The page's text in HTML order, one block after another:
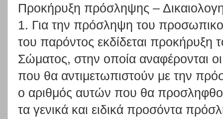
Προκήρυξη πρόσληψης –
1. Για την πρόσληψη του
του παρόντος εκδίδεται προκήρυξη
Σώματος, στην οποία αναφέρονται
που θα αντιμετωπιστούν με την
ο αριθμός αυτών που θα
τα γενικά και ειδικά προσόντα